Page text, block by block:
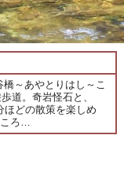
～あやとりはし～こ
道。奇岩怪石と、
ほどの散策を楽しめ
ころ…